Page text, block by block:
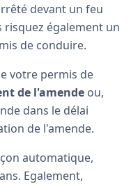
devant un feu
également un
de conduire.
votre permis de
de l'amende ou,
dans le délai
de l'amende.
automatique,
Egalement,